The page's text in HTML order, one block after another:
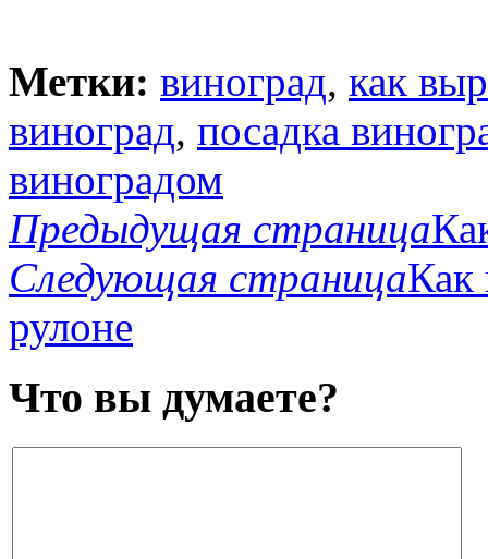
Метки: виноград, как
виноград, посадка
виноградом
Предыдущая страница
Следующая страницаКак
рулоне
Что вы думаете?